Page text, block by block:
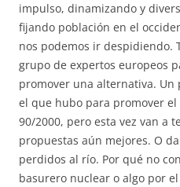
impulso, dinamizando y
fijando población en el
nos podemos ir despidiendo.
grupo de expertos europeos
promover una alternativa. Un
el que hubo para promover
90/2000, pero esta vez van a
propuestas aún mejores. O
perdidos al río. Por qué no
basurero nuclear o algo por